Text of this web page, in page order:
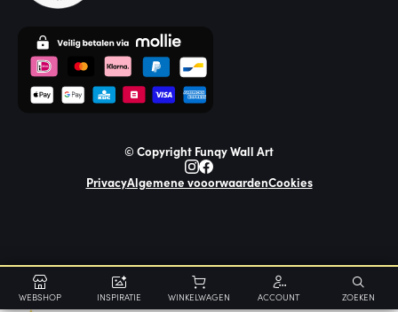
© Copyright Funqy Wall Art
PrivacyAlgemene vooorwaardenCookies
WEBSHOP INSPIRATIE WINKELWAGEN ACCOUNT ZOEKEN